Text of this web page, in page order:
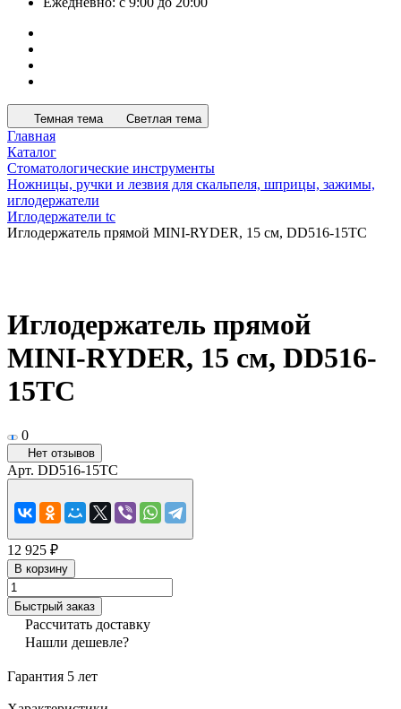
Темная тема Светлая тема
Главная
Каталог
Стоматологические инструменты
Ножницы, ручки и лезвия для скальпеля, шприцы, зажимы,
иглодержатели
Иглодержатели tc
Иглодержатель прямой MINI-RYDER, 15 см, DD516-15TC
Иглодержатель прямой
MINI-RYDER, 15 см, DD516-
15TC
0
Нет отзывов
Арт. DD516-15TC
12 925 ₽
В корзину
Быстрый заказ
Рассчитать доставку
Нашли дешевле?
Гарантия 5 лет